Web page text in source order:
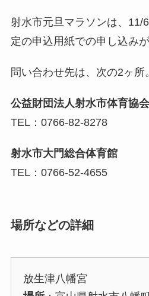
射水市元旦マラソンは、11/
定の申込用紙での申し込みが
問い合わせ先は、次の2ヶ所。
公益財団法人射水市体育協会
TEL：0766-82-8278
射水市大門総合体育館
TEL：0766-52-4655
場所などの詳細
放生津八幡宮